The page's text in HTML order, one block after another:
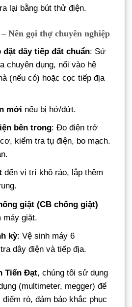
lại bằng bút thử điện.
Nên gọi thợ chuyên nghiệp
đặt dây tiếp đất chuẩn: Sử
chuyên dụng, nối vào hệ
(nếu có) hoặc cọc tiếp địa
mới nếu bị hở/đứt.
bên trong: Đo điện trở
kiểm tra tụ điện, bo mạch.
đến vị trí khô ráo, lắp thêm
giật (CB chống giật)
máy giặt.
kỳ: Vệ sinh máy 6
dây điện và tiếp địa.
Tiến Đạt, chúng tôi sử dụng
(multimeter, megger) để
rò, đảm bảo khắc phục